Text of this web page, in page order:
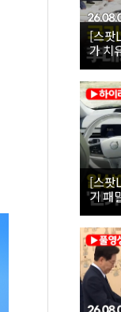
[스팟
가 치
[스팟
기 패